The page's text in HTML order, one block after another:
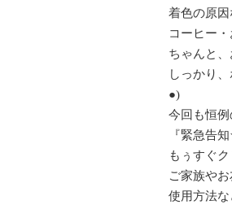
着色の原
コーヒー
ちゃんと
しっかり
●)
今回も恒
『緊急告
もぅすぐ
ご家族や
使用方法